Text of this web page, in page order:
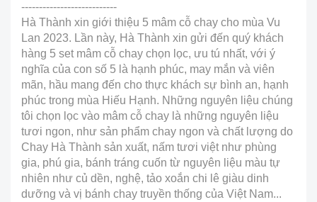
---------------------------
Hà Thành xin giới thiệu 5 mâm cỗ chay cho mùa Vu
Lan 2023. Lần này, Hà Thành xin gửi đến quý khách
hàng 5 set mâm cỗ chay chọn lọc, ưu tú nhất, với ý
nghĩa của con số 5 là hạnh phúc, may mắn và viên
mãn, hầu mang đến cho thực khách sự bình an, hạnh
phúc trong mùa Hiếu Hạnh. Những nguyên liệu chúng
tôi chọn lọc vào mâm cỗ chay là những nguyên liệu
tươi ngon, như sản phẩm chay ngon và chất lượng do
Chay Hà Thành sản xuất, nấm tươi việt như phùng
gia, phú gia, bánh tráng cuốn từ nguyên liệu màu tự
nhiên như củ dền, nghệ, tảo xoắn chi lê giàu dinh
dưỡng và vị bánh chay truyền thống của Việt Nam...